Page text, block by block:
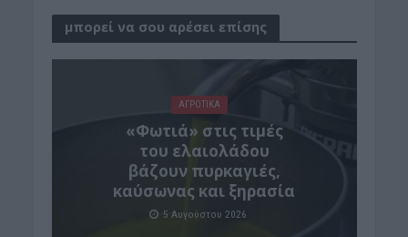
μπορεί να σου αρέσει επίσης
ΑΓΡΟΤΙΚΑ
«Φωτιά» στις τιμές
του ελαιολάδου
βάζουν πυρκαγιές,
καύσωνας και ξηρασία
5 Αυγούστου 2026